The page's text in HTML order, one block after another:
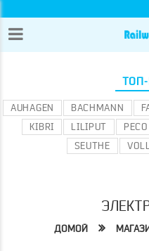
AUHAGEN BACHMANN
KIBRI
LILIPUT PECO
SEUTHE
ДОМОЙ